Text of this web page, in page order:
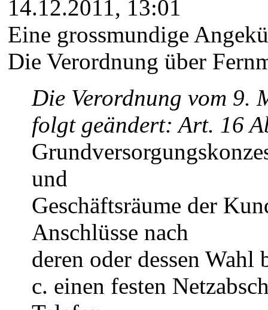
14.12.2011, 13:01
Eine grossmundige
Die Verordnung über
Die Verordnung vom 9.
folgt geändert: Art. 16
und
Geschäftsräume der
Anschlüsse nach
deren oder dessen Wahl
c. einen festen